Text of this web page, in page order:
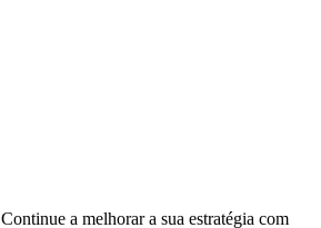
Continue a melhorar a sua estratégia com